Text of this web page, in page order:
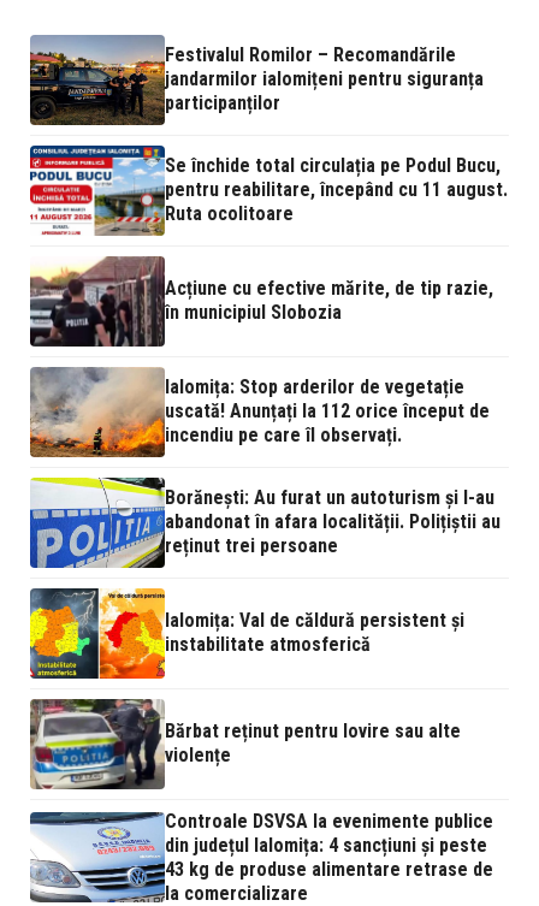
Festivalul Romilor – Recomandările
jandarmilor ialomițeni pentru siguranța
participanților
Se închide total circulația pe Podul Bucu,
pentru reabilitare, începând cu 11 august.
Ruta ocolitoare
Acțiune cu efective mărite, de tip razie,
în municipiul Slobozia
Ialomița: Stop arderilor de vegetație
uscată! Anunțați la 112 orice început de
incendiu pe care îl observați.
Borănești: Au furat un autoturism și l-au
abandonat în afara localității. Polițiștii au
reținut trei persoane
Ialomița: Val de căldură persistent și
instabilitate atmosferică
Bărbat reținut pentru lovire sau alte
violențe
Controale DSVSA la evenimente publice
din județul Ialomița: 4 sancțiuni și peste
43 kg de produse alimentare retrase de
la comercializare